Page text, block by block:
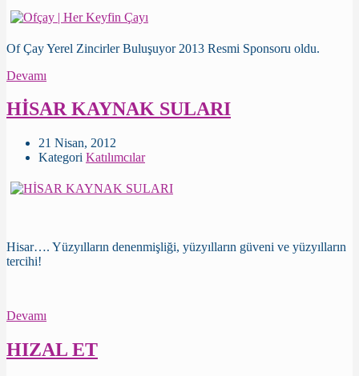
Of Çay Yerel Zincirler Buluşuyor 2013 Resmi Sponsoru oldu.
Devamı
HİSAR KAYNAK SULARI
21 Nisan, 2012
Kategori Katılımcılar
Hisar…. Yüzyılların denenmişliği, yüzyılların güveni ve yüzyılların
tercihi!
Devamı
HIZAL ET